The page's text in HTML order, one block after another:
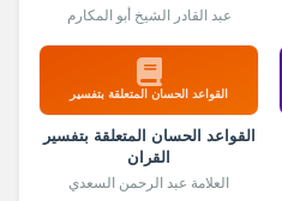
عبد القادر الشيخ أبو المكارم
القواعد الحسان المتعلقة بتفسير
القواعد الحسان المتعلقة بتفسير
القران
العلامة عبد الرحمن السعدي